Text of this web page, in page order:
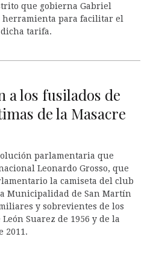
que gobierna Gabriel
para facilitar el
dicha tarifa.
a los fusilados de
de la Masacre
parlamentaria que
Leonardo Grosso, que
la camiseta del club
Municipalidad de San Martín
y sobrevientes de los
Suarez de 1956 y de la
2011.